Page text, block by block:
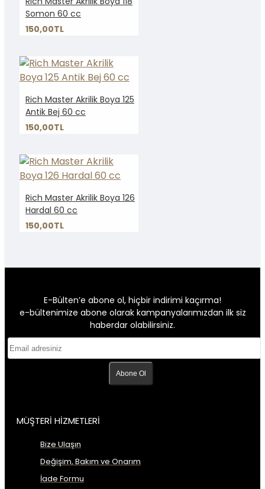
Somon 60 cc
150,00TL
Rich Master Akrilik Boya 125
Antik Bej 60 cc
150,00TL
Rich Master Akrilik Boya 126
Hardal 60 cc
150,00TL
E-Bülten’e abone ol, hiçbir indirimi kaçırma!
e-bültenimize abone olarak kampanyalarımızdan ilk siz
haberdar olabilirsiniz.
Abone Ol
MÜŞTERİ HİZMETLERİ
Bize Ulaşın
Değişim, Bakım ve Onarım
İade Formu